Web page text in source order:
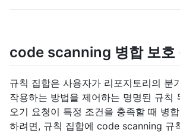
code scanning 병합 보호
규칙 집합은 사용자가 리포지토리의 분
작용하는 방법을 제어하는 명명된 규칙
오기 요청이 특정 조건을 충족할 때 병
하려면, 규칙 집합에 code scanning 규